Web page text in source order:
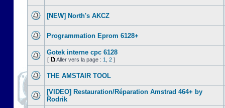
[NEW] North's AKCZ
Programmation Eprom 6128+
Gotek interne cpc 6128
[ Aller vers la page : 1 2 ]
THE AMSTAIR TOOL
[VIDEO] Restauration/Réparation Amstrad 464+ by
Rodrik